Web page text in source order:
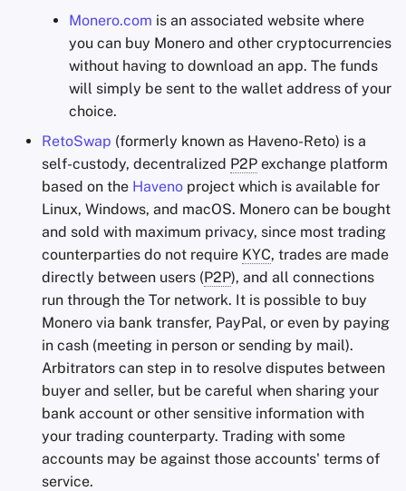
Monero.com is an associated website where
you can buy Monero and other cryptocurrencies
without having to download an app. The funds
will simply be sent to the wallet address of your
choice.
RetoSwap (formerly known as Haveno-Reto) is a
self-custody, decentralized P2P exchange platform
based on the Haveno project which is available for
Linux, Windows, and macOS. Monero can be bought
and sold with maximum privacy, since most trading
counterparties do not require KYC, trades are made
directly between users (P2P), and all connections
run through the Tor network. It is possible to buy
Monero via bank transfer, PayPal, or even by paying
in cash (meeting in person or sending by mail).
Arbitrators can step in to resolve disputes between
buyer and seller, but be careful when sharing your
bank account or other sensitive information with
your trading counterparty. Trading with some
accounts may be against those accounts' terms of
service.